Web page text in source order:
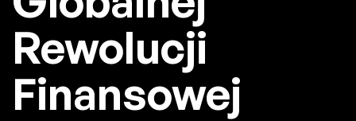
Rewolucji
Finansowej